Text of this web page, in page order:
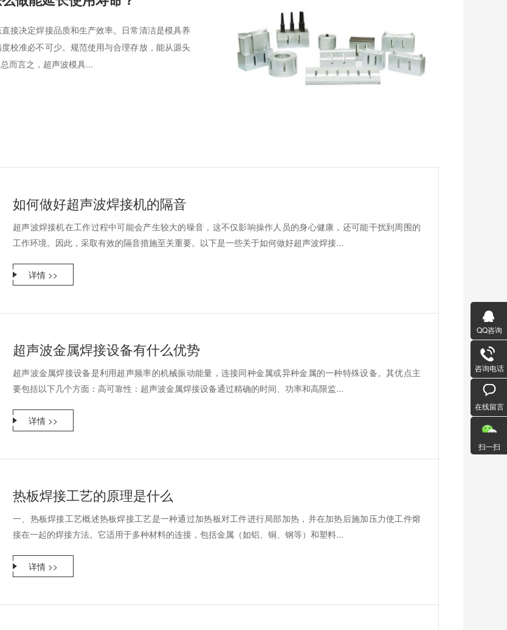
接决定焊接品质和生产效率。日常清洁是模具养
校准必不可少。规范使用与合理存放，能从源头
而言之，超声波模具...
如何做好超声波焊接机的隔音
超声波焊接机在工作过程中可能会产生较大的噪音，这不仅影响操作人员的身心健康，还可能干扰到周围的
工作环境。因此，采取有效的隔音措施至关重要。以下是一些关于如何做好超声波焊接...
详情 >>
超声波金属焊接设备有什么优势
超声波金属焊接设备是利用超声频率的机械振动能量，连接同种金属或异种金属的一种特殊设备。其优点主
要包括以下几个方面：高可靠性：超声波金属焊接设备通过精确的时间、功率和高限监...
详情 >>
热板焊接工艺的原理是什么
一、热板焊接工艺概述热板焊接工艺是一种通过加热板对工件进行局部加热，并在加热后施加压力使工件熔
接在一起的焊接方法。它适用于多种材料的连接，包括金属（如铝、铜、钢等）和塑料...
详情 >>
QQ咨询
咨询电话
在线留言
扫一扫